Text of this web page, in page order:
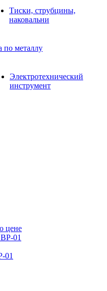
Тиски, струбцины,
наковальни
по металлу
Электротехнический
инструмент
цене
01